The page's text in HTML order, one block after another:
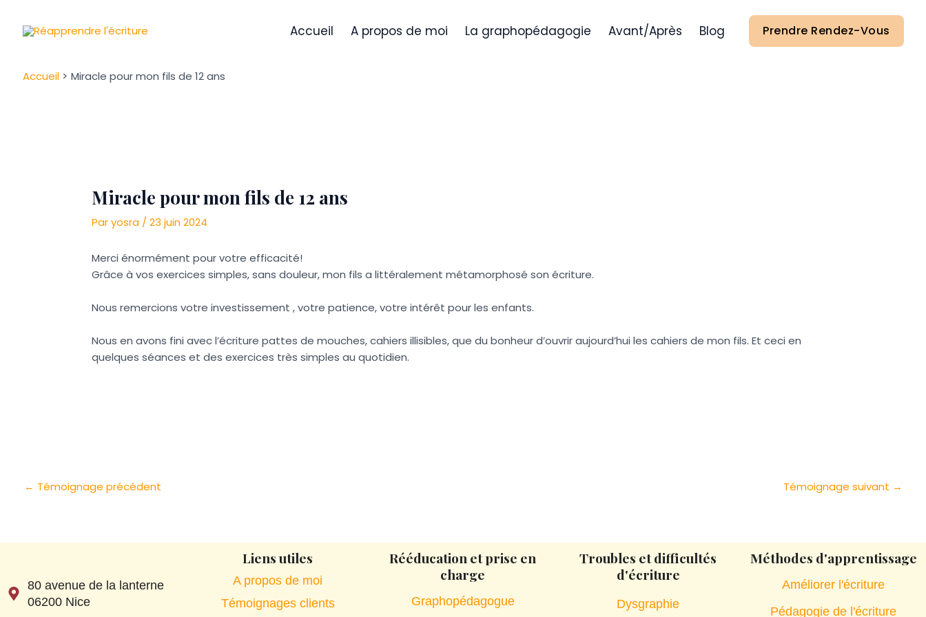
contenu
Accueil A propos de moi La graphopédagogie Avant/Après Blog Prendre Rendez-Vous
Accueil Miracle pour mon fils de 12 ans
Miracle pour mon fils de 12 ans
Paryosra / 23 juin 2024
Merci énormément pour votre efficacité!
Grâce à vos exercices simples, sans douleur, mon fils a littéralement métamorphosé son écriture.
Nous remercions votre investissement , votre patience, votre intérêt pour les enfants.
Nous en avons fini avec l’écriture pattes de mouches, cahiers illisibles, que du bonheur d’ouvrir aujourd’hui les cahiers de mon fils. Et ceci en
quelques séances et des exercices très simples au quotidien.
des
articles
← Témoignage précédent Témoignage suivant →
80 avenue de la lanterne
06200 Nice
Liens utiles
A propos de moi
Témoignages clients
Rééducation et prise en
charge
Graphopédagogue
Troubles et difficultés
d'écriture
Dysgraphie
Méthodes d'apprentissage
Améliorer l'écriture
Pédagogie de l'écriture